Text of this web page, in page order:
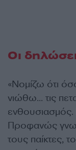
Οι
«Νομίζω ότι
νιώθω… τις
ενθουσιασμός.
Προφανώς
τους παίκτες,